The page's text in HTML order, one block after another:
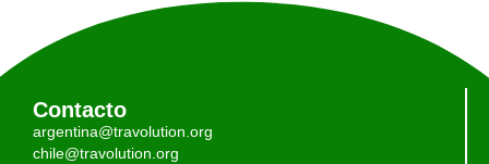
Contacto
argentina@travolution.org
chile@travolution.org